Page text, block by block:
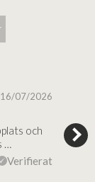
16/07/2026
och
…
Verifierat
Jag